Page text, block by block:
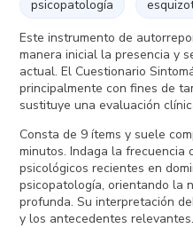
psicopatología
Este instrumento de
manera inicial la presencia y
actual. El Cuestionario
principalmente con fines de
sustituye una evaluación
Consta de 9 ítems y suele
minutos. Indaga la frecuencia
psicológicos recientes en
psicopatología, orientando la
profunda. Su interpretación
y los antecedentes relevantes.